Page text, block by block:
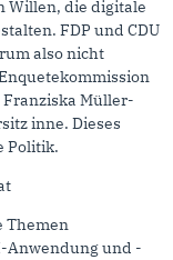
Willen, die digitale
FDP und CDU
also nicht
Franziska Müller-
inne. Dieses
Politik.
Themen
Anwendung und -